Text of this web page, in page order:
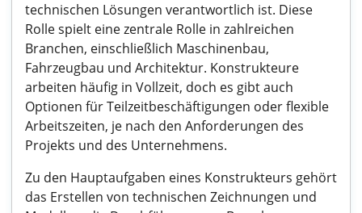
technischen Lösungen verantwortlich ist. Diese
Rolle spielt eine zentrale Rolle in zahlreichen
Branchen, einschließlich Maschinenbau,
Fahrzeugbau und Architektur. Konstrukteure
arbeiten häufig in Vollzeit, doch es gibt auch
Optionen für Teilzeitbeschäftigungen oder flexible
Arbeitszeiten, je nach den Anforderungen des
Projekts und des Unternehmens.
Zu den Hauptaufgaben eines Konstrukteurs gehört
das Erstellen von technischen Zeichnungen und